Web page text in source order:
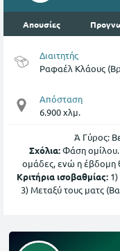
Απουσίες
Διαιτητής
Ραφαέλ Κλάους
Απόσταση
6.900 χλμ.
Ά Γύρος:
Σχόλια:Φάση ομίλου.
ομάδες, ενώ η έβδομη
Κριτήρια ισοβαθμίας:
3) Μεταξύ τους ματς